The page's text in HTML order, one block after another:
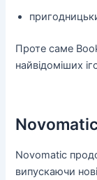
Проте саме
найвідоміших
Novomatic
випускаючи